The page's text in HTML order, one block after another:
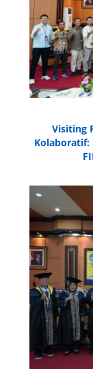
Visiting
Kolaboratif: